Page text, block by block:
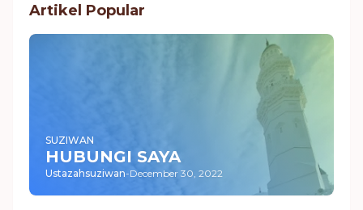
Artikel Popular
SUZIWAN
HUBUNGI SAYA
Ustazahsuziwan-December 30, 2022